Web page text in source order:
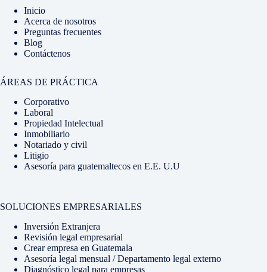
Inicio
Acerca de nosotros
Preguntas frecuentes
Blog
Contáctenos
ÁREAS DE PRÁCTICA
Corporativo
Laboral
Propiedad Intelectual
Inmobiliario
Notariado y civil
Litigio
Asesoría para guatemaltecos en E.E. U.U
SOLUCIONES EMPRESARIALES
Inversión Extranjera
Revisión legal empresarial
Crear empresa en Guatemala
Asesoría legal mensual / Departamento legal externo
Diagnóstico legal para empresas